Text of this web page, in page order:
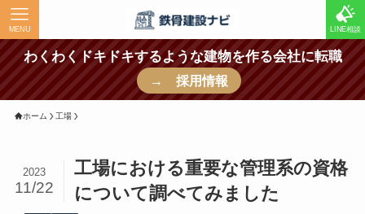
LINE相談
MENU
わくわくドキドキするような建物を作る会社に転職
→ 採用情報
ホーム 工場
工場における重要な管理系の資格
について調べてみました
2023
11/22